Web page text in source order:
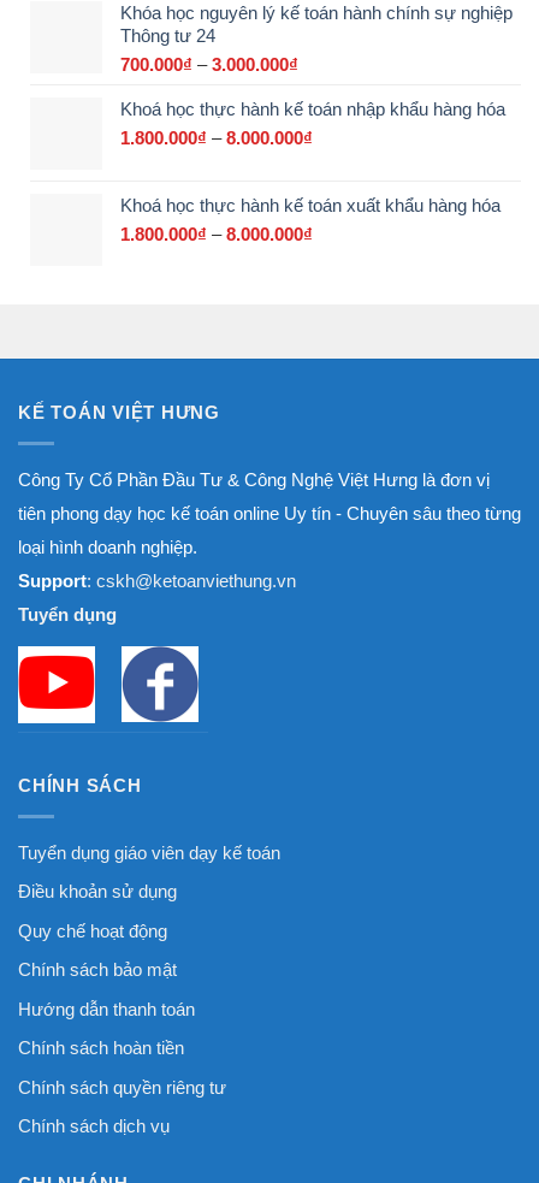
từ
Khóa học nguyên lý kế toán hành chính sự nghiệp
Thông tư 24
700.000₫ – 3.000.000₫
từ
700.000₫
Khoá học thực hành kế toán nhập khẩu hàng hóa
1.800.000₫ – 8.000.000₫
1.800.000₫
Khoá học thực hành kế toán xuất khẩu hàng hóa
1.800.000₫ – 8.000.000₫
KẾ TOÁN VIỆT HƯNG
Công Ty Cổ Phần Đầu Tư & Công Nghệ Việt Hưng là đơn vị
tiên phong dạy học kế toán online Uy tín - Chuyên sâu theo từng
loại hình doanh nghiệp.
Support: cskh@ketoanviethung.vn
Tuyển dụng
CHÍNH SÁCH
Tuyển dụng giáo viên dạy kế toán
Điều khoản sử dụng
Quy chế hoạt động
Chính sách bảo mật
Hướng dẫn thanh toán
Chính sách hoàn tiền
Chính sách quyền riêng tư
Chính sách dịch vụ